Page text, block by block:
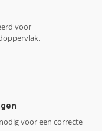
voor
voor een correcte